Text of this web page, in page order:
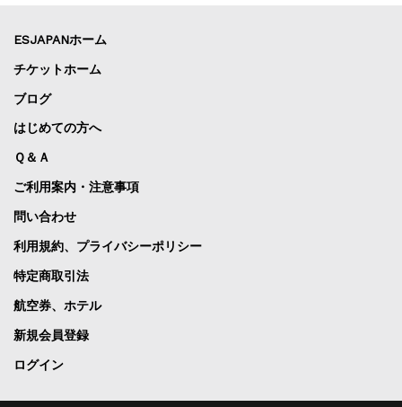
ESJAPANホーム
チケットホーム
ブログ
はじめての方へ
Ｑ＆Ａ
ご利用案内・注意事項
問い合わせ
利用規約、プライバシーポリシー
特定商取引法
航空券、ホテル
新規会員登録
ログイン